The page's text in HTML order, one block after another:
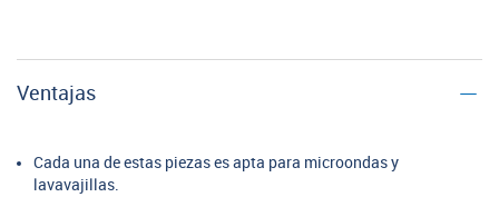
Ventajas
Cada una de estas piezas es apta para microondas y
lavavajillas.